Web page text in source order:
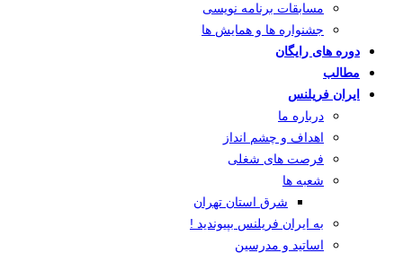
مسابقات برنامه نویسی
جشنواره ها و همایش ها
دوره های رایگان
مطالب
ایران فریلنس
درباره ما
اهداف و چشم انداز
فرصت های شغلی
شعبه ها
شرق استان تهران
به ایران فریلنس بپیوندید !
اساتید و مدرسین